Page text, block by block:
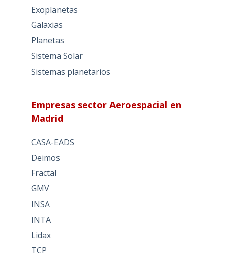
Exoplanetas
Galaxias
Planetas
Sistema Solar
Sistemas planetarios
Empresas sector Aeroespacial en
Madrid
CASA-EADS
Deimos
Fractal
GMV
INSA
INTA
Lidax
TCP